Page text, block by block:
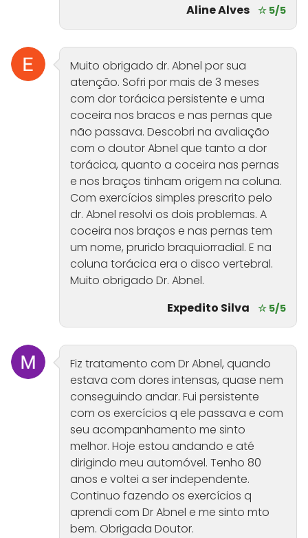
Aline Alves ☆ 5/5
Muito obrigado dr. Abnel por sua
atenção. Sofri por mais de 3 meses
com dor torácica persistente e uma
coceira nos bracos e nas pernas que
não passava. Descobri na avaliação
com o doutor Abnel que tanto a dor
torácica, quanto a coceira nas pernas
e nos braços tinham origem na coluna.
Com exercícios simples prescrito pelo
dr. Abnel resolvi os dois problemas. A
coceira nos braços e nas pernas tem
um nome, prurido braquiorradial. E na
coluna torácica era o disco vertebral.
Muito obrigado Dr. Abnel.
Expedito Silva
☆ 5/5
Fiz tratamento com Dr Abnel, quando
estava com dores intensas, quase nem
conseguindo andar. Fui persistente
com os exercícios q ele passava e com
seu acompanhamento me sinto
melhor. Hoje estou andando e até
dirigindo meu automóvel. Tenho 80
anos e voltei a ser independente.
Continuo fazendo os exercícios q
aprendi com Dr Abnel e me sinto mto
bem. Obrigada Doutor.